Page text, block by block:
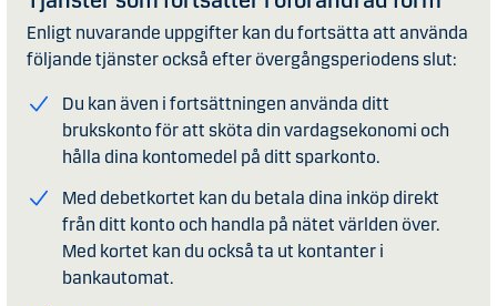
Enligt nuvarande uppgifter kan du fortsätta att använda
följande tjänster också efter övergångsperiodens slut:
Du kan även i fortsättningen använda ditt
brukskonto för att sköta din vardagsekonomi och
hålla dina kontomedel på ditt sparkonto.
Med debetkortet kan du betala dina inköp direkt
från ditt konto och handla på nätet världen över.
Med kortet kan du också ta ut kontanter i
bankautomat.